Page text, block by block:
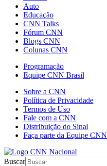
Auto
Educação
CNN Talks
Fórum CNN
Blogs CNN
Colunas CNN
Programação
Equipe CNN Brasil
Sobre a CNN
Política de Privacidade
Termos de Uso
Fale com a CNN
Distribuição do Sinal
Faça parte da Equipe CNN
Buscar